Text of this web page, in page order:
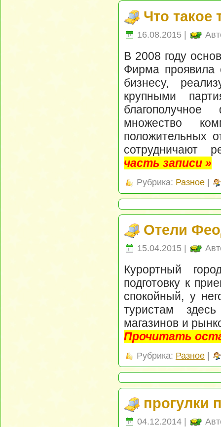
Что такое
16.08.2015 |
В 2008 году
Фирма проявила
бизнесу,
крупными
благополучное
множество
положительных
сотрудничают
часть записи »
Рубрика: Разное |
Отели
15.04.2015 |
Курортный
подготовку к
спокойный, у
туристам
магазинов и
Прочитать
Рубрика: Разное |
прогулки
04.12.2014 |